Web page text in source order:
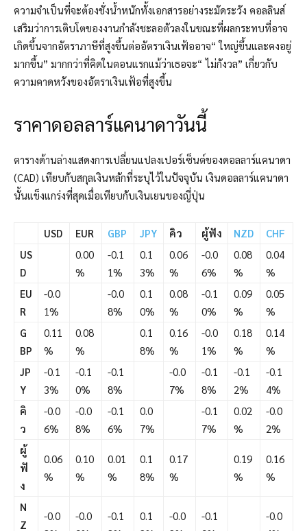
ความจำเป็นที่จะต้องชั่งน้ำหนักทั้งเอกสารอย่างระมัดระวัง คอลลินส์
เสริมว่าการเติบโตของงานกำลังชะลอตัวลงในขณะที่ผลกระทบที่อาจ
เกิดขึ้นจากอัตราภาษีที่สูงขึ้นต่ออัตราเงินเฟ้ออาจ“ ใหญ่ขึ้นและคงอยู่
มากขึ้น” มากกว่าที่คิดในตอนแรกแม้ว่าเธอจะ“ ไม่กังวล” เกี่ยวกับ
ความคาดหวังของอัตราเงินเฟ้อที่สูงขึ้น
ราคาดอลลาร์แคนาดาวันนี้
ตารางด้านล่างแสดงการเปลี่ยนแปลงเปอร์เซ็นต์ของดอลลาร์แคนาดา
(CAD) เทียบกับสกุลเงินหลักที่ระบุไว้ในปัจจุบัน เงินดอลลาร์แคนาดา
นั้นแข็งแกร่งที่สุดเมื่อเทียบกับเงินเยนของญี่ปุ่น
USD EUR GBP JPY คิว ผู้ฟัง NZD
CHF
US
D
0.00
%
-0.1
1%
0.1
3%
0.06
%
-0.0
6%
0.08
%
0.04
%
EU
R
-0.0
1%
-0.0
8%
0.1
0%
0.08
%
-0.1
0%
0.09
%
0.05
%
G
BP
0.11
%
0.08
%
0.1
8%
0.16
%
-0.0
1%
0.18
%
0.14
%
JP
Y
-0.1
3%
-0.1
0%
-0.1
8%
-0.0
7%
-0.1
8%
-0.1
2%
-0.1
4%
คิ
ว
-0.0
6%
-0.0
8%
-0.1
6%
0.0
7%
-0.1
7%
0.02
%
-0.0
2%
ผู้
ฟั
ง
0.06
%
0.10
%
0.01
%
0.1
8%
0.17
%
0.19
%
0.16
%
N
Z
-0.0
-0.0
-0.1
0.1
-0.0
-0.1
-0.0